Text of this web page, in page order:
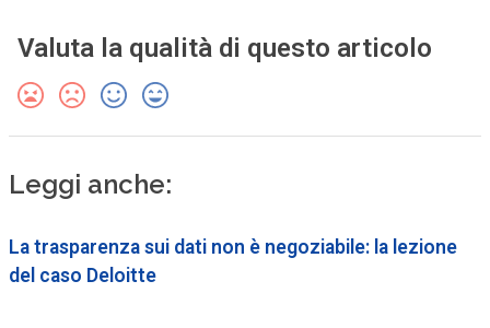
Valuta la qualità di questo articolo
Leggi anche:
La trasparenza sui dati non è negoziabile: la lezione
del caso Deloitte